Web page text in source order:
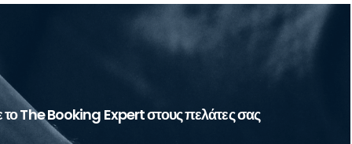
The Booking Expert στους πελάτες σας
Booking Expert μέσω host to host API/XML,
τη σειρά προϊόντων μας απευθείας στους
σας μέσω της δικής σας ιστοσελίδας.
Περισσότερα